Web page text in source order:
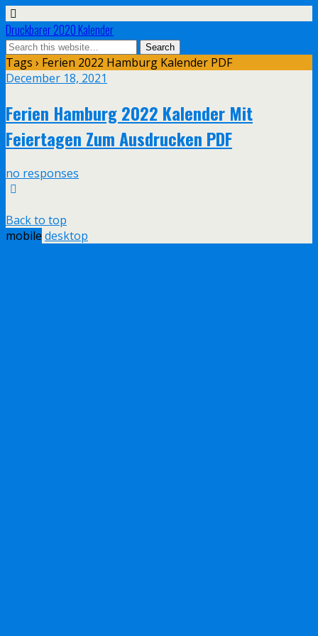
Druckbarer 2020 Kalender
Tags › Ferien 2022 Hamburg Kalender PDF
December 18, 2021
Ferien Hamburg 2022 Kalender Mit
Feiertagen Zum Ausdrucken PDF
no responses
Back to top
mobile desktop